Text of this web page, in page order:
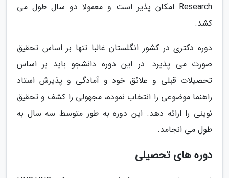
Research امکان پذیر است و معمولا دو سال طول می
کشد.
دوره دکتری در کشور انگلستان غالبا تنها بر اساس تحقیق
صورت می پذیرد. در این دوره دانشجو باید بر اساس
تحصیلات قبلی و علائق خود و آمادگی و پذیرش استاد
راهنما موضوعی را انتخاب نموده، مجهولی را کشف و تحقیق
نوینی را ارائه دهد. این دوره به طور متوسط سه سال به
طول می انجامد.
دوره های تحصیلی